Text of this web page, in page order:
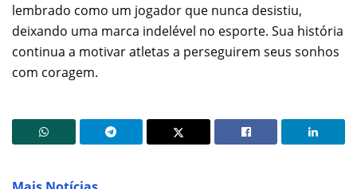
lembrado como um jogador que nunca desistiu,
deixando uma marca indelével no esporte. Sua história
continua a motivar atletas a perseguirem seus sonhos
com coragem.